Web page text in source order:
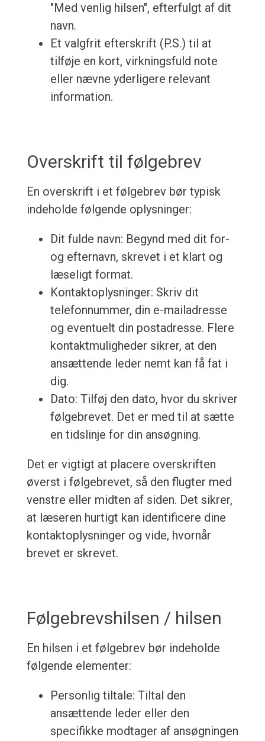
"Med venlig hilsen", efterfulgt af dit
navn.
Et valgfrit efterskrift (P.S.) til at
tilføje en kort, virkningsfuld note
eller nævne yderligere relevant
information.
Overskrift til følgebrev
En overskrift i et følgebrev bør typisk
indeholde følgende oplysninger:
Dit fulde navn: Begynd med dit for-
og efternavn, skrevet i et klart og
læseligt format.
Kontaktoplysninger: Skriv dit
telefonnummer, din e-mailadresse
og eventuelt din postadresse. Flere
kontaktmuligheder sikrer, at den
ansættende leder nemt kan få fat i
dig.
Dato: Tilføj den dato, hvor du skriver
følgebrevet. Det er med til at sætte
en tidslinje for din ansøgning.
Det er vigtigt at placere overskriften
øverst i følgebrevet, så den flugter med
venstre eller midten af siden. Det sikrer,
at læseren hurtigt kan identificere dine
kontaktoplysninger og vide, hvornår
brevet er skrevet.
Følgebrevshilsen / hilsen
En hilsen i et følgebrev bør indeholde
følgende elementer:
Personlig tiltale: Tiltal den
ansættende leder eller den
specifikke modtager af ansøgningen